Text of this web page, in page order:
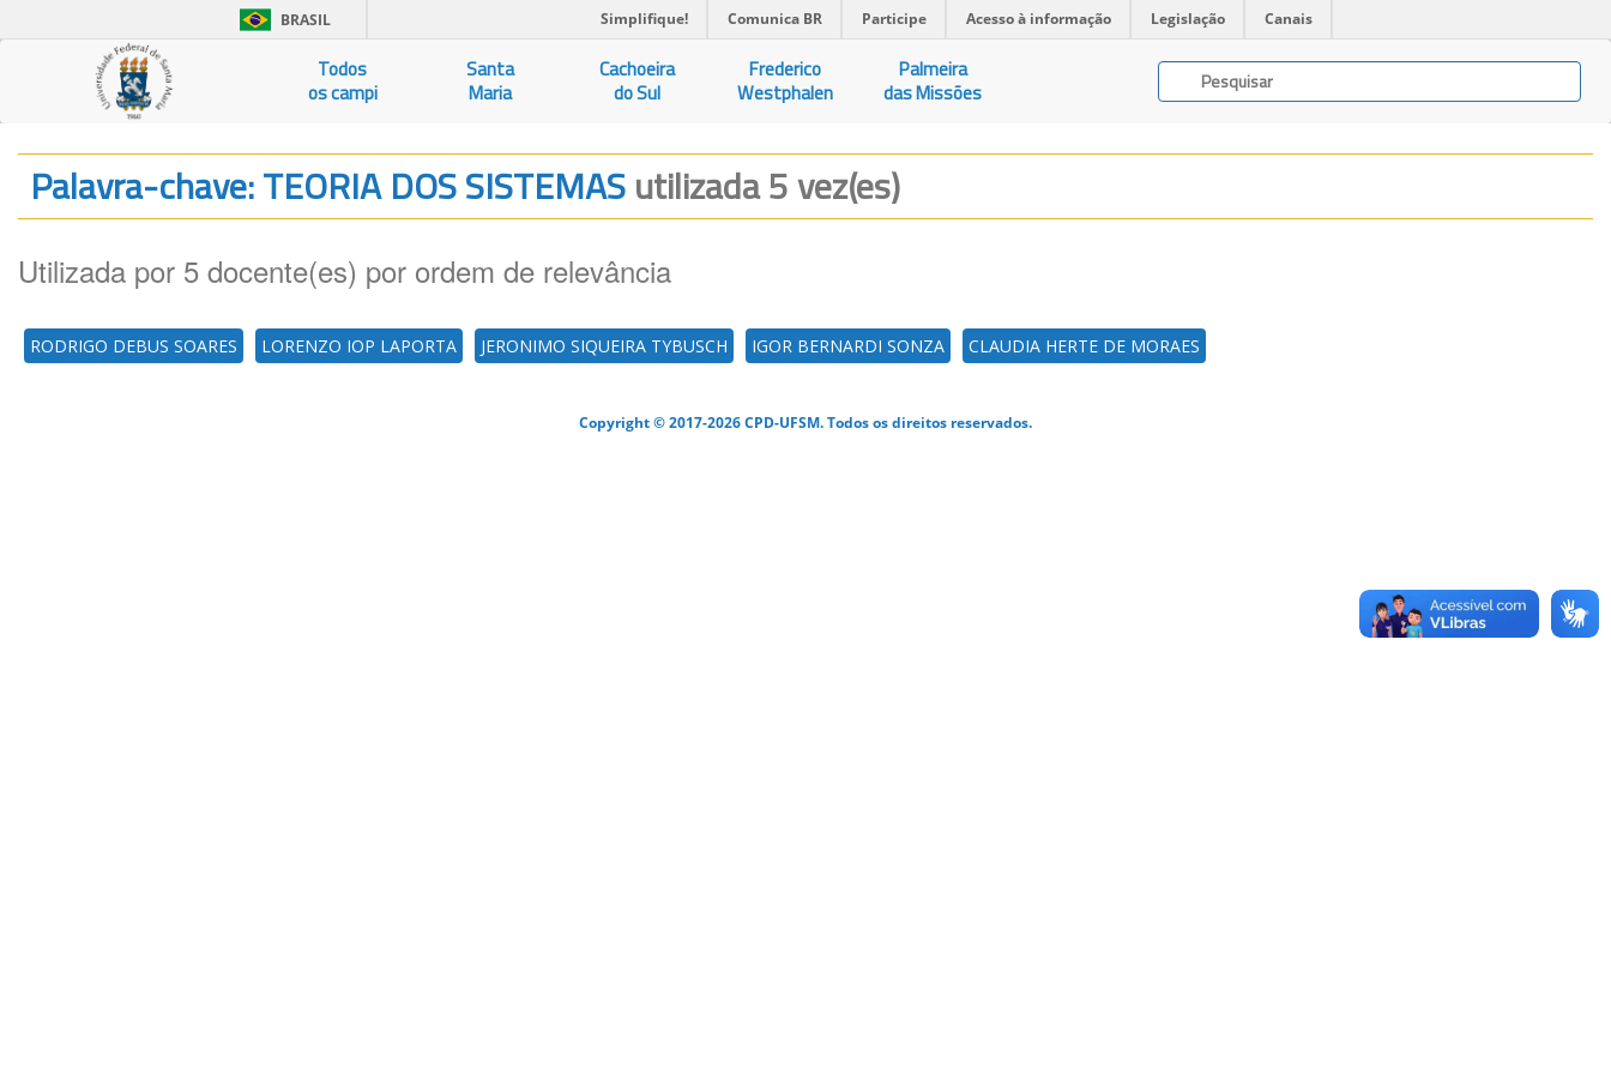
BRASIL Simplifique! Comunica BR Participe Acesso à informação Legislação Canais
Todos
os campi
Santa
Maria
Cachoeira
do Sul
Frederico
Westphalen
Palmeira
das Missões
Palavra-chave: TEORIA DOS SISTEMASutilizada 5 vez(es)
Utilizada por 5 docente(es) por ordem de relevância
RODRIGO DEBUS SOARES LORENZO IOP LAPORTA JERONIMO SIQUEIRA TYBUSCH IGOR BERNARDI SONZA CLAUDIA HERTE DE MORAES
Copyright © 2017-2026 CPD-UFSM. Todos os direitos reservados.